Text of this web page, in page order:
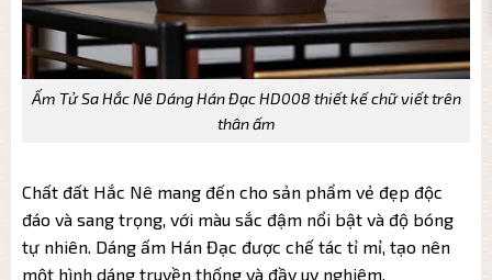
Ấm Tử Sa Hắc Nê Dáng Hán Đạc HD008 thiết kế chữ viết trên
thân ấm
Chất đất Hắc Nê mang đến cho sản phẩm vẻ đẹp độc
đáo và sang trọng, với màu sắc đậm nổi bật và độ bóng
tự nhiên. Dáng ấm Hán Đạc được chế tác tỉ mỉ, tạo nên
một hình dáng truyền thống và đầy uy nghiêm.